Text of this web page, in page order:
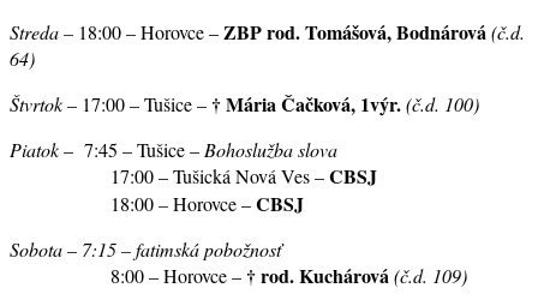
Streda – 18:00 – Horovce –ZBP rod. Tomášová, Bodnárová(č.d.
64)
Štvrtok– 17:00 – Tušice –†Mária Čačková, 1výr.(č.d. 100)
Piatok– 7:45 – Tušice – Bohoslužba slova
17:00 – Tušická Nová Ves –CBSJ
18:00–Horovce –CBSJ
Sobota– 7:15 – fatimská pobožnosť
8:00 – Horovce –† rod. Kuchárová(č.d. 109)